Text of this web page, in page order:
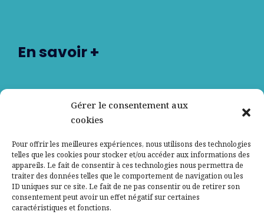
Gérer le consentement aux
cookies
Pour offrir les meilleures expériences, nous utilisons des technologies
telles que les cookies pour stocker et/ou accéder aux informations des
appareils. Le fait de consentir à ces technologies nous permettra de
traiter des données telles que le comportement de navigation ou les
ID uniques sur ce site. Le fait de ne pas consentir ou de retirer son
consentement peut avoir un effet négatif sur certaines
caractéristiques et fonctions.
En savoir +
Nos partenaires
Contactez-nous
Mentions légales